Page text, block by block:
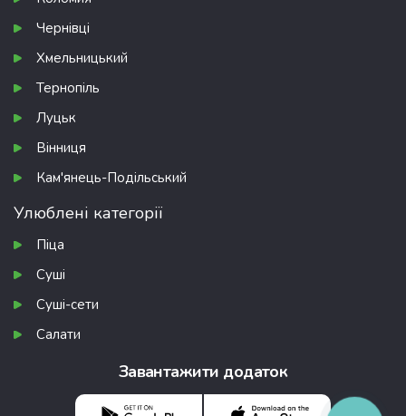
Чернівці
Хмельницький
Тернопіль
Луцьк
Вінниця
Кам'янець-Подільський
Улюблені категорії
Піца
Суші
Суші-сети
Салати
Завантажити додаток